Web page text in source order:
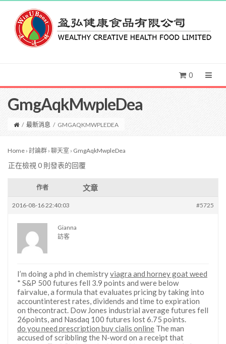
0
GmgAqkMwpleDea
/ 最新消息 / GMGAQKMWPLEDEA
Home › 討論群 › 聊天室 › GmgAqkMwpleDea
正在檢視 0 則發表的回覆
作者 文章
2016-08-16 22:40:03 #5725
Gianna
訪客
I’m doing a phd in chemistryviagra and horney goat weed
* S&P 500 futures fell 3.9 points and were below
fairvalue, a formula that evaluates pricing by taking into
accountinterest rates, dividends and time to expiration
on thecontract. Dow Jones industrial average futures fell
26points, and Nasdaq 100 futures lost 6.75 points.
do you need prescription buy cialis online The man
accused of scribbling the N-word on a receipt that